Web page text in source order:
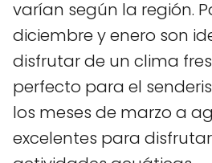
varían según la región.
diciembre y enero son
disfrutar de un clima
perfecto para el
los meses de marzo a
excelentes para